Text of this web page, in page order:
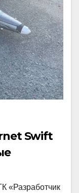
Swift
«Разработчик